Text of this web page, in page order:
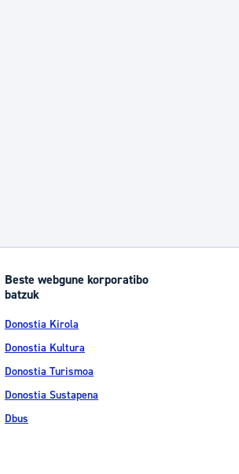
Beste webgune korporatibo
batzuk
Donostia Kirola
Donostia Kultura
Donostia Turismoa
Donostia Sustapena
Dbus